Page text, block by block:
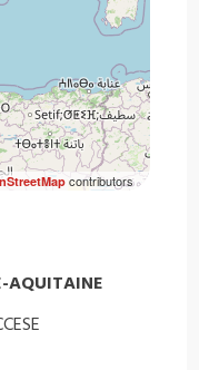
contributors
AQUITAINE